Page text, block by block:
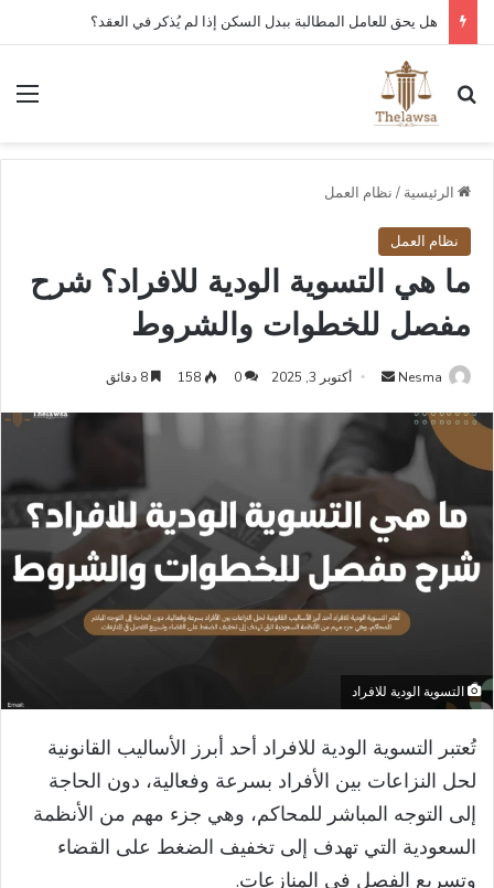
هل يحق للعامل المطالبة ببدل السكن إذا لم يُذكر في العقد؟
بحث عن
الرئيسية / نظام العمل
نظام العمل
ما هي التسوية الودية للافراد؟ شرح
مفصل للخطوات والشروط
Nesma
أرسل
إلكترونيا
أكتوبر 3, 2025 0
158
التسوية الودية للافراد
تُعتبر التسوية الودية للافراد أحد أبرز الأساليب القانونية
لحل النزاعات بين الأفراد بسرعة وفعالية، دون الحاجة
إلى التوجه المباشر للمحاكم، وهي جزء مهم من الأنظمة
السعودية التي تهدف إلى تخفيف الضغط على القضاء
وتسريع الفصل في المنازعات.